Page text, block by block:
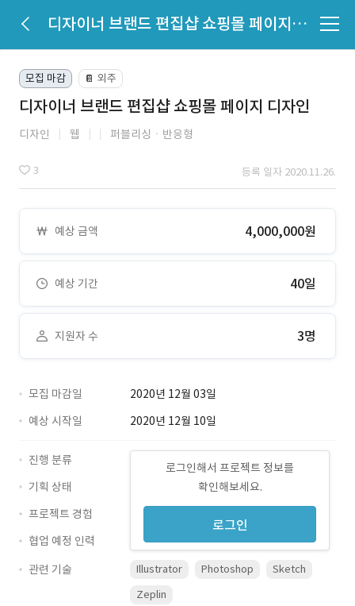
디자이너 브랜드 편집샵 쇼핑몰 페이지 디자인
모집 마감 📔 외주
디자이너 브랜드 편집샵 쇼핑몰 페이지 디자인
디자인 웹 퍼블리싱ㆍ반응형
3 등록 일자 2020.11.26.
예상 금액 4,000,000원
예상 기간 40일
지원자 수 3명
모집 마감일
2020년 12월 03일
예상 시작일
2020년 12월 10일
로그인해서 프로젝트 정보를
확인해보세요.
로그인
진행 분류
기획 상태
프로젝트 경험
협업 예정 인력
관련 기술
Illustrator Photoshop
Sketch
Zeplin